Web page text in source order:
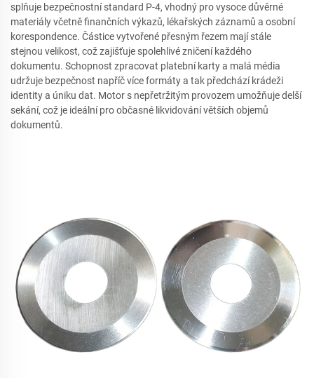
splňuje bezpečnostní standard P-4, vhodný pro vysoce důvěrné
materiály včetně finančních výkazů, lékařských záznamů a osobní
korespondence. Částice vytvořené přesným řezem mají stále
stejnou velikost, což zajišťuje spolehlivé zničení každého
dokumentu. Schopnost zpracovat platební karty a malá média
udržuje bezpečnost napříč více formáty a tak předchází krádeži
identity a úniku dat. Motor s nepřetržitým provozem umožňuje delší
sekání, což je ideální pro občasné likvidování větších objemů
dokumentů.